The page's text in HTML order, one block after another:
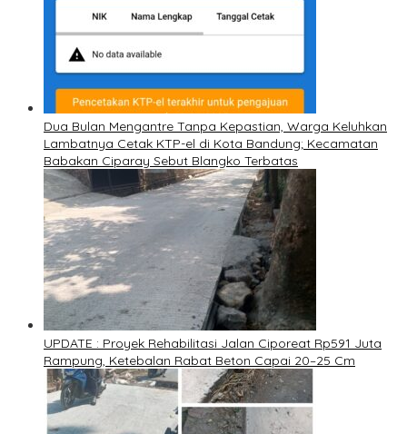
Dua Bulan Mengantre Tanpa Kepastian, Warga Keluhkan
Lambatnya Cetak KTP-el di Kota Bandung; Kecamatan
Babakan Ciparay Sebut Blangko Terbatas
UPDATE : Proyek Rehabilitasi Jalan Ciporeat Rp591 Juta
Rampung, Ketebalan Rabat Beton Capai 20–25 Cm